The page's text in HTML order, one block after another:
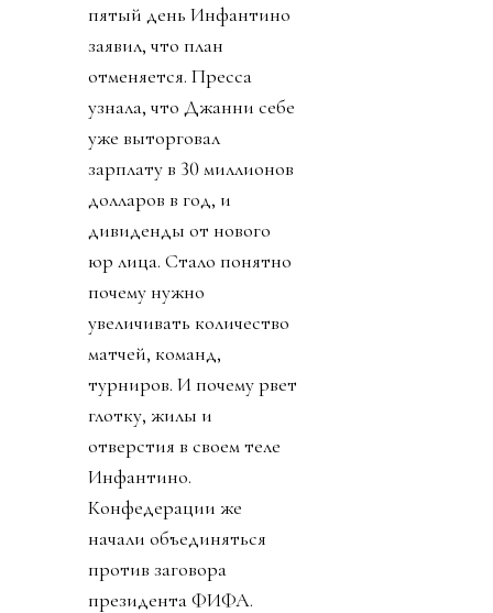
пятый день Инфантино
заявил, что план
отменяется. Пресса
узнала, что Джанни себе
уже выторговал
зарплату в 30 миллионов
долларов в год, и
дивиденды от нового
юр лица. Стало понятно
почему нужно
увеличивать количество
матчей, команд,
турниров. И почему рвет
глотку, жилы и
отверстия в своем теле
Инфантино.
Конфедерации же
начали объединяться
против заговора
президента ФИФА.